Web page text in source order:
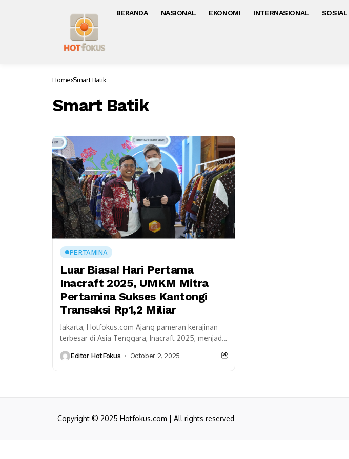
BERANDA NASIONAL EKONOMI INTERNASIONAL SOSIAL
Home Smart Batik
Smart Batik
PERTAMINA
Luar Biasa! Hari Pertama
Inacraft 2025, UMKM Mitra
Pertamina Sukses Kantongi
Transaksi Rp1,2 Miliar
Jakarta, Hotfokus.com Ajang pameran kerajinan
terbesar di Asia Tenggara, Inacraft 2025, menjadi
Pertamina. Baru sehari dibuka di...
Editor HotFokus October 2, 2025
Copyright © 2025 Hotfokus.com | All rights reserved